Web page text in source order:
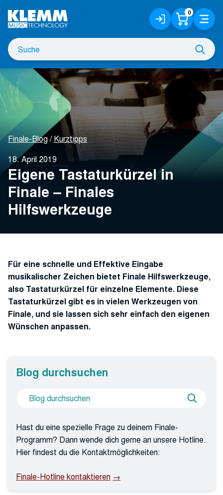
Hauptinhalt
Suche
nach
Anmelden
/
Registrieren
0 Menü
Finale-Blog Kurztipps
18. April 2019
Eigene Tastaturkürzel in
Finale – Finales
Hilfswerkzeuge
Für eine schnelle und Effektive Eingabe
musikalischer Zeichen bietet Finale Hilfswerkzeuge,
also Tastaturkürzel für einzelne Elemente. Diese
Tastaturkürzel gibt es in vielen Werkzeugen von
Finale, und sie lassen sich sehr einfach den eigenen
Wünschen anpassen.
Blog durchsuchen
Suche
nach
Blog
Hast du eine spezielle Frage zu deinem Finale-
Programm? Dann wende dich gerne an unsere Hotline.
Hier findest du die Kontaktmöglichkeiten:
Finale-Hotline kontaktieren